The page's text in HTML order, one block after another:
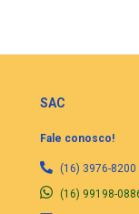
SAC
Fale conosco!
(16) 3976-8200
(16) 99198-